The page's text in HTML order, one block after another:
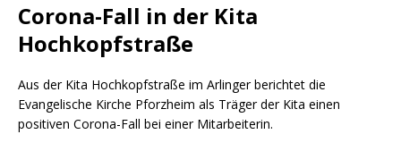
Corona-Fall in der Kita
Hochkopfstraße
Aus der Kita Hochkopfstraße im Arlinger berichtet die
Evangelische Kirche Pforzheim als Träger der Kita einen
positiven Corona-Fall bei einer Mitarbeiterin.